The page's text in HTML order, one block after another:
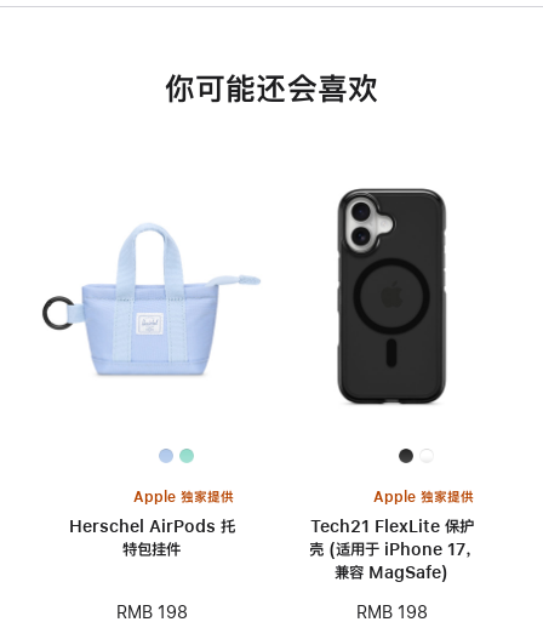
你可能还会喜欢
Apple 独家提供
Herschel AirPods 托
特包挂件
RMB 198
Apple 独家提供
Tech21 FlexLite 保护
壳 (适用于 iPhone 17，
兼容 MagSafe)
RMB 198